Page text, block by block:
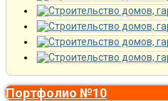
Портфолио №10